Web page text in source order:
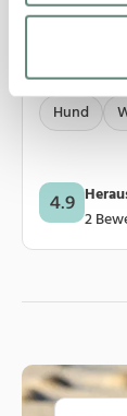
63/4B
Hund
4.9
2